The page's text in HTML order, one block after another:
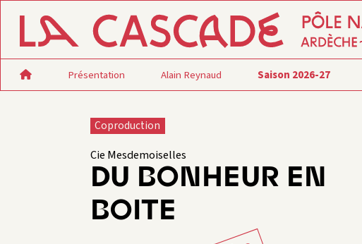
Présentation Alain Reynaud Saison 2026-27
Coproduction
Cie Mesdemoiselles
DU BONHEUR EN
BOITE